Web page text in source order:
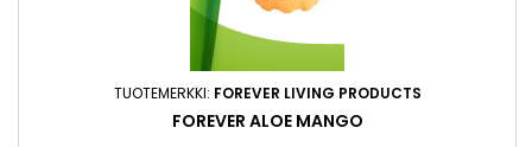
TUOTEMERKKI: FOREVER LIVING PRODUCTS
FOREVER ALOE MANGO